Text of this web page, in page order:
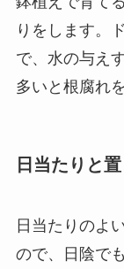
りをします。
で、水の与え
多いと根腐れ
日当たりと
日当たりのよ
ので、日陰で